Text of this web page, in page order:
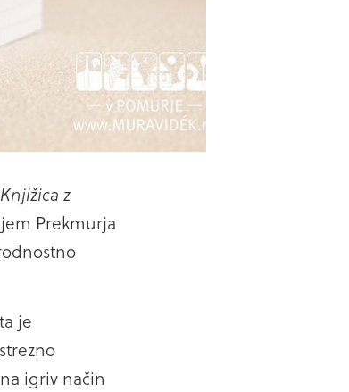
Knjižica z
Prekmurja
je
igriv način